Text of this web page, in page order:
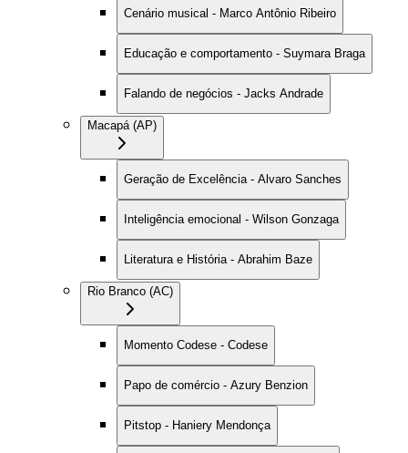
Cenário musical - Marco Antônio Ribeiro
Educação e comportamento - Suymara Braga
Falando de negócios - Jacks Andrade
Macapá (AP)
Geração de Excelência - Alvaro Sanches
Inteligência emocional - Wilson Gonzaga
Literatura e História - Abrahim Baze
Rio Branco (AC)
Momento Codese - Codese
Papo de comércio - Azury Benzion
Pitstop - Haniery Mendonça